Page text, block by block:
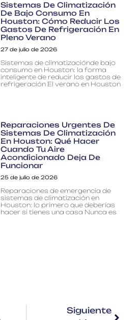
Sistemas De Climatización
De Bajo Consumo En
Houston: Cómo Reducir Los
Gastos De Refrigeración En
Pleno Verano
27 de julio de 2026
Sistemas de climatizaciónde bajo
consumo en Houston: la forma
inteligente de reducir los gastos de
refrigeración El verano en Houston
Reparaciones Urgentes De
Sistemas De Climatización
En Houston: Qué Hacer
Cuando Tu Aire
Acondicionado Deja De
Funcionar
25 de julio de 2026
Reparaciones de emergencia de
sistemas de climatización en
Houston: lo primero que deberías
hacer si tienes una casa Nunca es
Siguiente